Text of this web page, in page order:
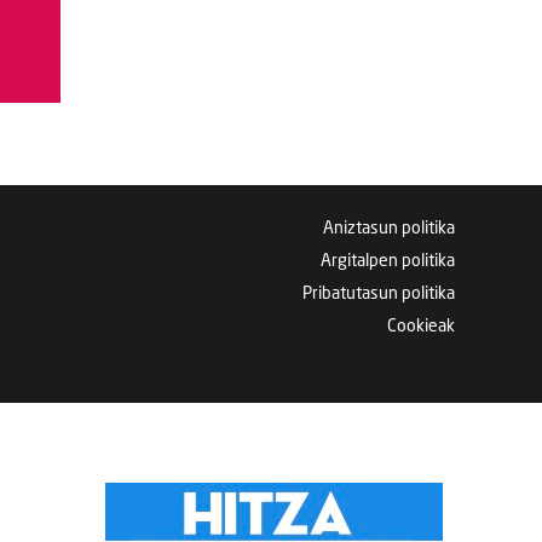
Aniztasun politika
Argitalpen politika
Pribatutasun politika
Cookieak